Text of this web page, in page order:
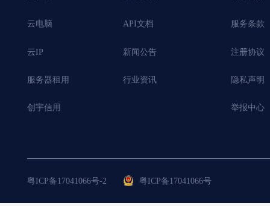
云电脑
云IP
服务器租用
创宇信用
API文档
新闻公告
行业资讯
服务条款
注册协议
隐私声明
举报中心
粤ICP备17041066号-2 粤ICP备17041066号